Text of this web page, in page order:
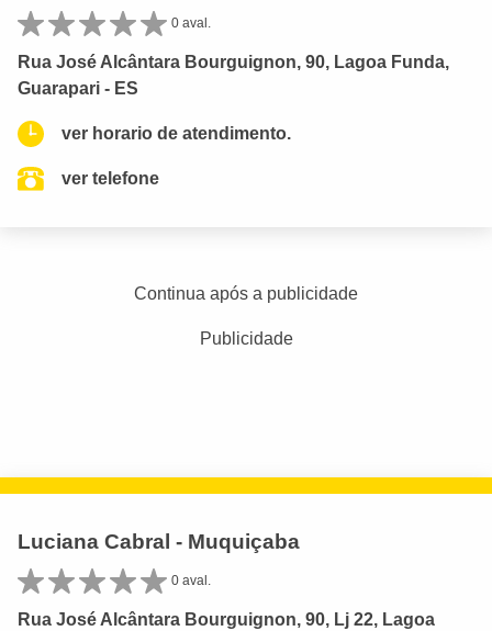
0 aval.
Rua José Alcântara Bourguignon, 90, Lagoa Funda,
Guarapari - ES
ver horario de atendimento.
ver telefone
Continua após a publicidade
Publicidade
Luciana Cabral - Muquiçaba
0 aval.
Rua José Alcântara Bourguignon, 90, Lj 22, Lagoa